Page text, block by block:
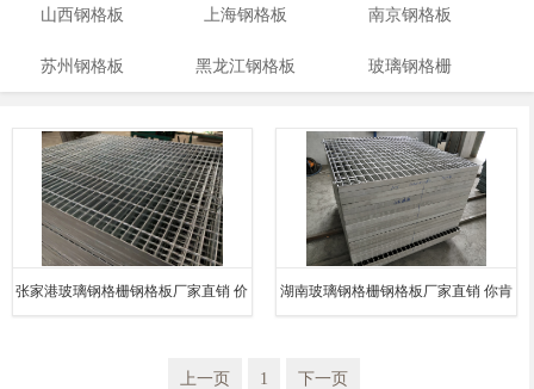
山西钢格板 上海钢格板 南京钢格板
苏州钢格板 黑龙江钢格板 玻璃钢格栅
张家港玻璃钢格栅钢格板厂家直销 价 湖南玻璃钢格栅钢格板厂家直销 你肯
上一页 1 下一页